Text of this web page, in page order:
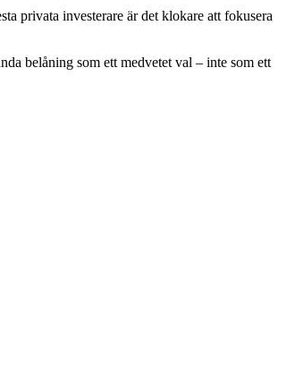
privata investerare är det klokare att fokusera
belåning som ett medvetet val – inte som ett